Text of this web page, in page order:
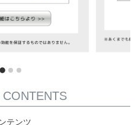
CONTENTS
テンツ